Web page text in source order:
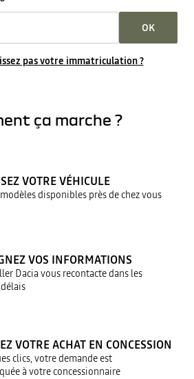
OK
pas votre immatriculation ?
ça marche ?
VOTRE VÉHICULE
disponibles près de chez vous
VOS INFORMATIONS
Dacia vous recontacte dans les
VOTRE ACHAT EN CONCESSION
clics, votre demande est
à votre concessionnaire